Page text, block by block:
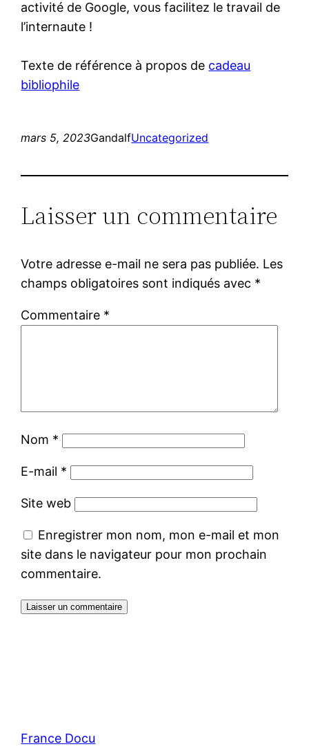
activité de Google, vous facilitez le travail de
l’internaute !
Texte de référence à propos de cadeau
bibliophile
mars 5, 2023GandalfUncategorized
Laisser un commentaire
Votre adresse e-mail ne sera pas publiée. Les
champs obligatoires sont indiqués avec *
Commentaire *
Nom *
E-mail *
Site web
Enregistrer mon nom, mon e-mail et mon
site dans le navigateur pour mon prochain
commentaire.
France Docu